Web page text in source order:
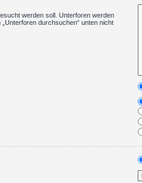
werden soll. Unterforen werden
durchsuchen“ unten nicht